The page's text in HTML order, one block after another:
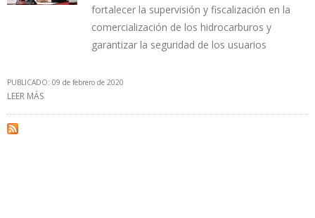
fortalecer la supervisión y fiscalización en la
comercialización de los hidrocarburos y
garantizar la seguridad de los usuarios
PUBLICADO: 09 de febrero de 2020
LEER MÁS